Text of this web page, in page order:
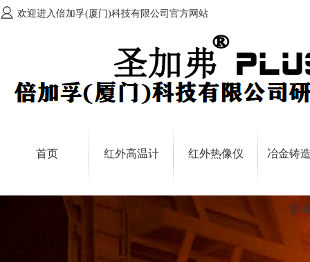
欢迎进入倍加孚(厦门)科技有限公司官方网站
首页 红外高温计 红外热像仪 冶金铸
测